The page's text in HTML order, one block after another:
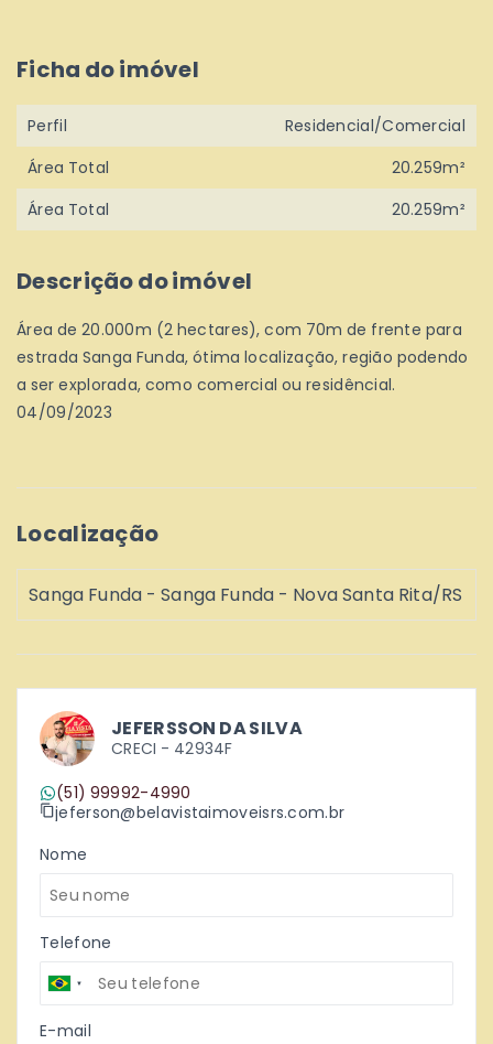
JEFERSSON DA SILVA
CRECI - 42934F
(51) 99992-4990
jeferson@belavistaimoveisrs.com.br
Nome
Telefone
E-mail
Descrição do imóvel
Área de 20.000m (2 hectares), com 70m de frente para
estrada Sanga Funda, ótima localização, região podendo
a ser explorada, como comercial ou residêncial.
04/09/2023
Localização
Sanga Funda - Sanga Funda - Nova Santa Rita/RS
Ficha do imóvel
Perfil
Residencial/Comercial
Área Total
20.259m²
Área Total
20.259m²